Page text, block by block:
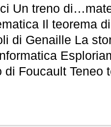
Un treno
Il teorema
di Genaille La
Foucault Teneo